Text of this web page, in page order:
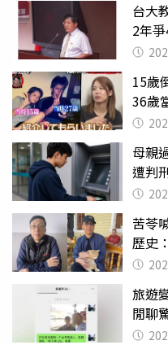
台大
2年
15歲
36歲
母親
遭判
苦苓
歷史
旅遊
閒聊